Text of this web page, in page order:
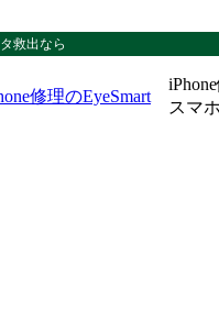
救出なら
スマ